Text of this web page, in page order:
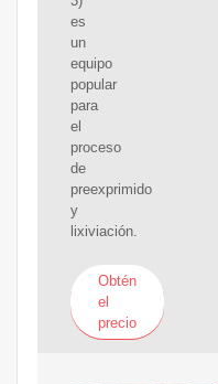
es
un
equipo
popular
para
el
proceso
de
preexprimido
y
lixiviación.
Obtén
el
precio